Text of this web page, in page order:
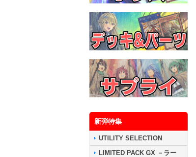
新弾特集
UTILITY SELECTION
LIMITED PACK GX －ラー